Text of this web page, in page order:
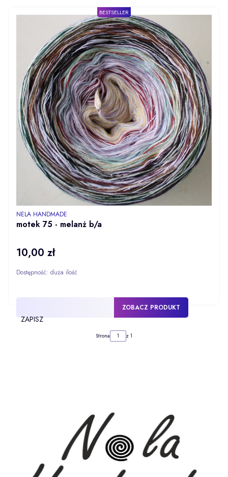
BESTSELLER
motek 75 - melanż b/a
PRODUCENT
NELA HANDMADE
Cena
10,00 zł
Dostępność: duża ilość
ZAPISZ
ZOBACZ PRODUKT
Strona z 1